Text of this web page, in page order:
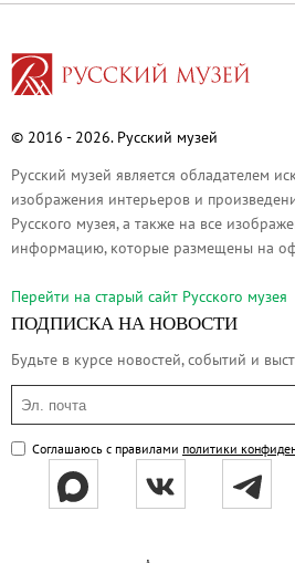
О Музее
О музее
Дирекция
Дворцы и сады
Михайловский
Корпус Бенуа
Михайловский
Мраморный
Строгановский
Домик Петра I
Летний дворец
Летний сад
Михайловский сад
Западный
© 2016 - 2026. Русский музей
Русский музей является обладателем
изображения интерьеров и
Русского музея, а также на все
информацию, которые размещены на
Перейти на cтарый сайт Русского музея
ПОДПИСКА НА НОВОСТИ
Будьте в курсе новостей, событий и
Эл. почта
Соглашаюсь с правилами политики